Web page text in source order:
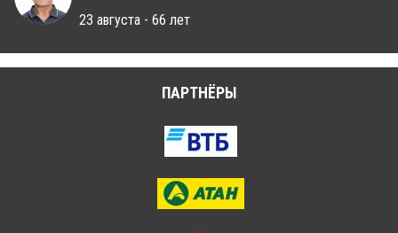
23 августа - 66 лет
ПАРТНЁРЫ